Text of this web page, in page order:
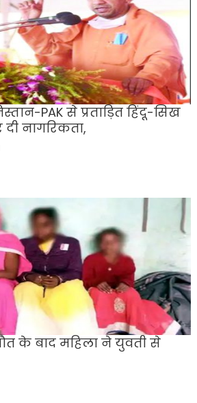
PAK से प्रताड़ित हिंदू-सिख
नागरिकता,
के बाद महिला ने युवती से